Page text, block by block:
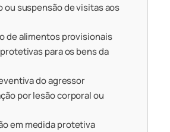
ou suspensão de visitas aos
de alimentos provisionais
para os bens da
do agressor
por lesão corporal ou
em medida protetiva